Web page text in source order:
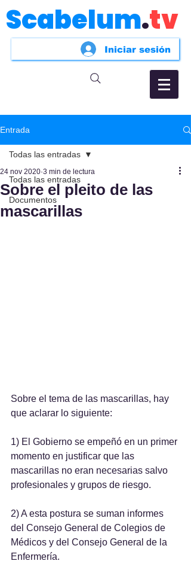
Scabelum.tv
Iniciar sesión
Entrada
Todas las entradas
Documentos
Todas las entradas
Sobre el pleito de las
mascarillas
24 nov 2020 3 min de lectura
Sobre el tema de las mascarillas, hay
que aclarar lo siguiente:
1) El Gobierno se empeñó en un primer
momento en justificar que las
mascarillas no eran necesarias salvo
profesionales y grupos de riesgo.
2) A esta postura se suman informes
del Consejo General de Colegios de
Médicos y del Consejo General de la
Enfermería.